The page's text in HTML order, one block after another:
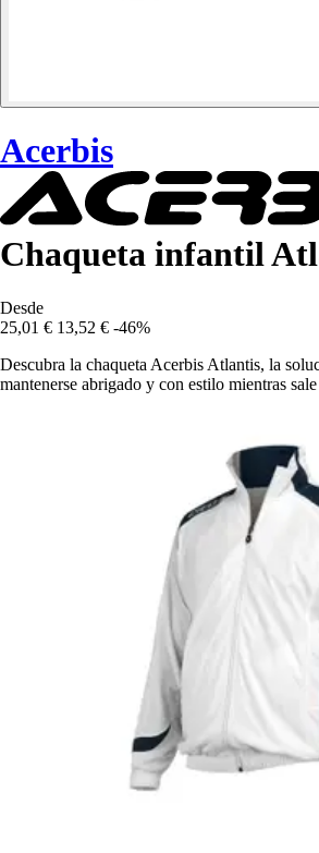
Acerbis
Chaqueta infantil
Desde
25,01 € 13,52 € -46%
Descubra la chaqueta Acerbis Atlantis, la
mantenerse abrigado y con estilo mientras sale